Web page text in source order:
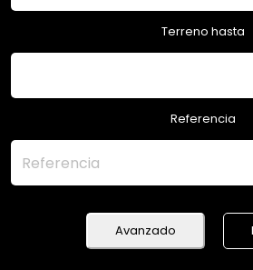
Terreno hasta
Referencia
Avanzado